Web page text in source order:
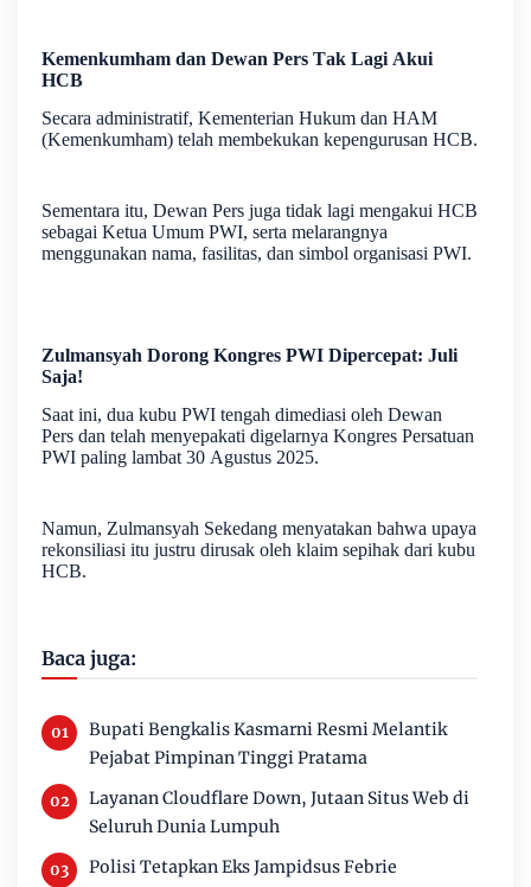
Kemenkumham dan Dewan Pers Tak Lagi Akui
HCB
Secara administratif, Kementerian Hukum dan HAM
(Kemenkumham) telah membekukan kepengurusan HCB.
Sementara itu, Dewan Pers juga tidak lagi mengakui HCB
sebagai Ketua Umum PWI, serta melarangnya
menggunakan nama, fasilitas, dan simbol organisasi PWI.
Zulmansyah Dorong Kongres PWI Dipercepat: Juli
Saja!
Saat ini, dua kubu PWI tengah dimediasi oleh Dewan
Pers dan telah menyepakati digelarnya Kongres Persatuan
PWI paling lambat 30 Agustus 2025.
Namun, Zulmansyah Sekedang menyatakan bahwa upaya
rekonsiliasi itu justru dirusak oleh klaim sepihak dari kubu
HCB.
Baca juga:
Bupati Bengkalis Kasmarni Resmi Melantik
Pejabat Pimpinan Tinggi Pratama
Layanan Cloudflare Down, Jutaan Situs Web di
Seluruh Dunia Lumpuh
Polisi Tetapkan Eks Jampidsus Febrie